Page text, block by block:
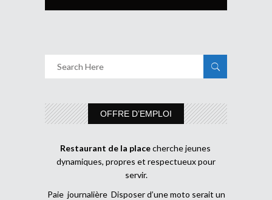
OFFRE D’EMPLOI
Restaurant de la placecherche jeunes
dynamiques, propres et respectueux pour
servir.
Paie journalière Disposer d’une moto serait un